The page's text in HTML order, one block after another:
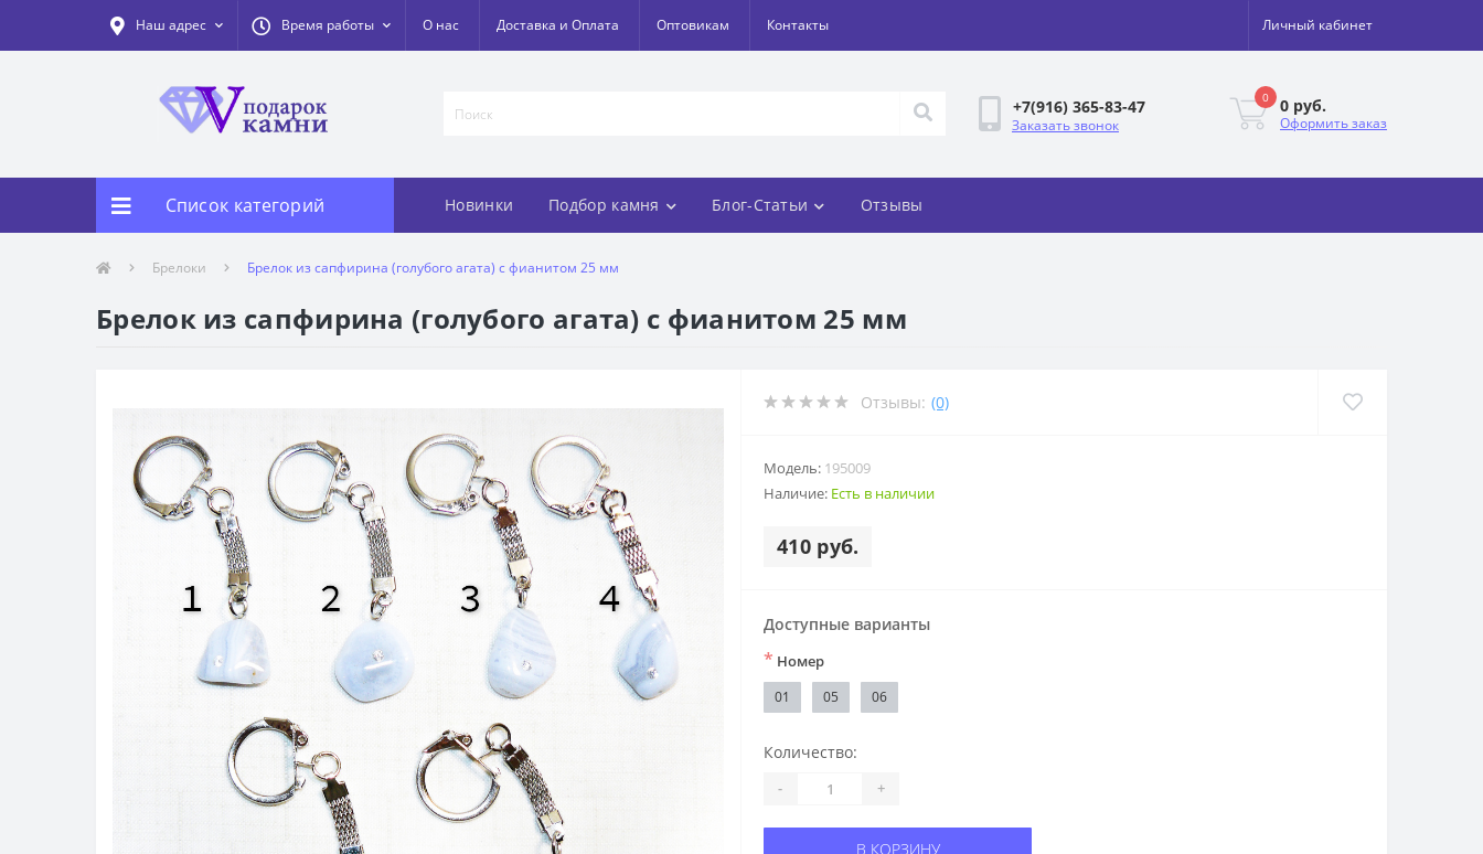
Наш адрес Время работы О нас Доставка и Оплата Оптовикам Контакты Личный кабинет
+7(916) 365-83-47
Заказать звонок
0 0 руб.
Оформить заказ
Список категорий Новинки Подбор камня Блог-Статьи Отзывы
Брелоки Брелок из сапфирина (голубого агата) с фианитом 25 мм
Брелок из сапфирина (голубого агата) с фианитом 25 мм
Отзывы: (0)
Модель: 195009
Наличие: Есть в наличии
410 руб.
Доступные варианты
* Номер
01 05 06
Количество:
- +
В КОРЗИНУ